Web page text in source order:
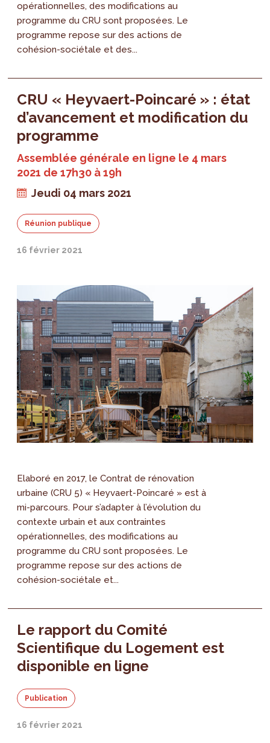
opérationnelles, des modifications au
programme du CRU sont proposées. Le
programme repose sur des actions de
cohésion-sociétale et des...
CRU « Heyvaert-Poincaré » : état
d’avancement et modification du
programme
Assemblée générale en ligne le 4 mars
2021 de 17h30 à 19h
Jeudi 04 mars 2021
Réunion publique
16 février 2021
Elaboré en 2017, le Contrat de rénovation
urbaine (CRU 5) « Heyvaert-Poincaré » est à
mi-parcours. Pour s’adapter à l’évolution du
contexte urbain et aux contraintes
opérationnelles, des modifications au
programme du CRU sont proposées. Le
programme repose sur des actions de
cohésion-sociétale et...
Le rapport du Comité
Scientifique du Logement est
disponible en ligne
Publication
16 février 2021